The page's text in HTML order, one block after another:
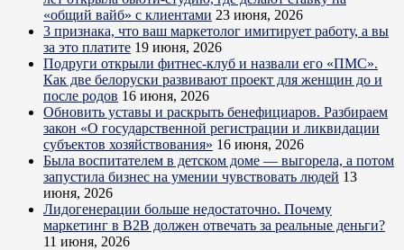
«общий вайб» с клиентами 23 июня, 2026
3 признака, что ваш маркетолог имитирует работу, а вы
за это платите 19 июня, 2026
Подруги открыли фитнес-клуб и назвали его «ПМС».
Как две белоруски развивают проект для женщин до и
после родов 16 июня, 2026
Обновить уставы и раскрыть бенефициаров. Разбираем
закон «О государственной регистрации и ликвидации
субъектов хозяйствования» 16 июня, 2026
Была воспитателем в детском доме — выгорела, а потом
запустила бизнес на умении чувствовать людей 13
июня, 2026
Лидогенерации больше недостаточно. Почему
маркетинг в B2B должен отвечать за реальные деньги?
11 июня, 2026